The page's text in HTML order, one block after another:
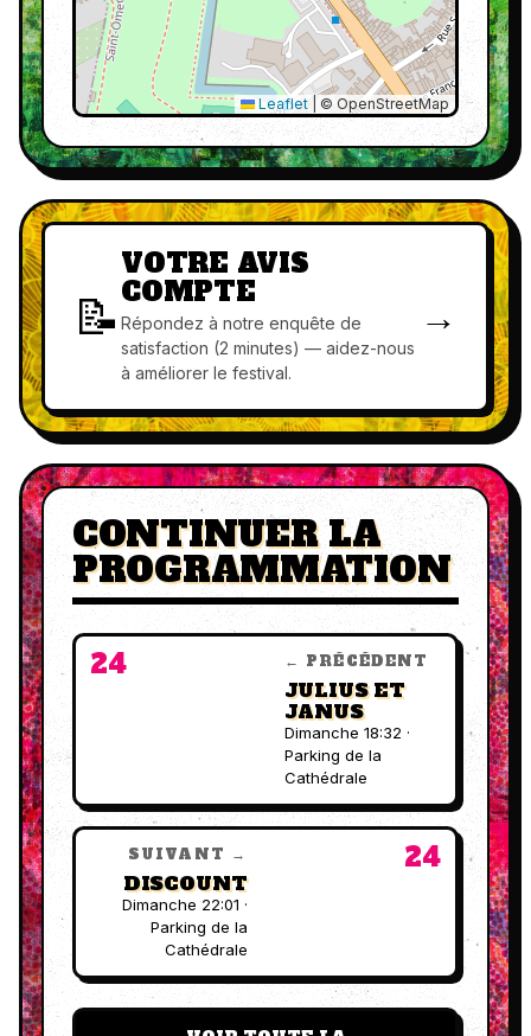
Leaflet © OpenStreetMap
📝
VOTRE AVIS
COMPTE
Répondez à notre enquête de
satisfaction (2 minutes) — aidez-nous
à améliorer le festival.
→
CONTINUER LA
PROGRAMMATION
24 ← PRÉCÉDENT
JULIUS ET
JANUS
Dimanche 18:32 ·
Parking de la
Cathédrale
SUIVANT →
DISCOUNT
Dimanche 22:01 ·
Parking de la
Cathédrale
24